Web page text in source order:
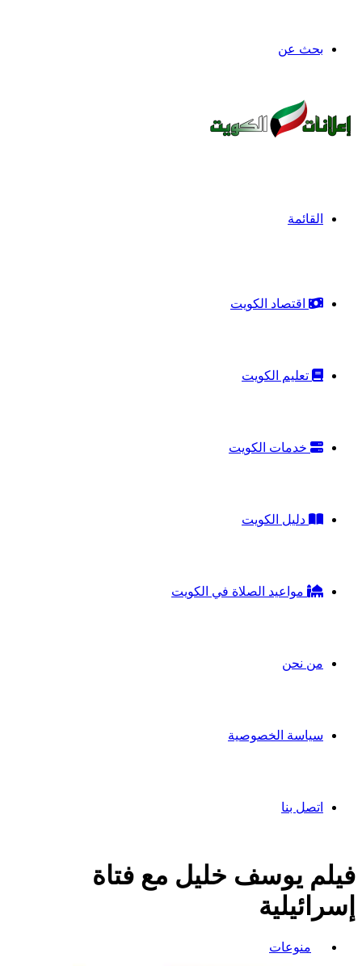
بحث عن
القائمة
اقتصاد الكويت
تعليم الكويت
خدمات الكويت
دليل الكويت
مواعيد الصلاة في الكويت
من نحن
سياسة الخصوصية
اتصل بنا
فيلم يوسف خليل مع فتاة
إسرائيلية
منوعات